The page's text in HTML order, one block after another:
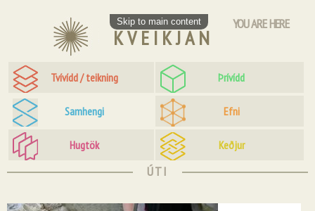
Skip to main content
KVEIKJAN
Tvívídd / teikning Þrívídd
Samhengi Efni
Hugtök Keðjur
YOU ARE HERE
ÚTI